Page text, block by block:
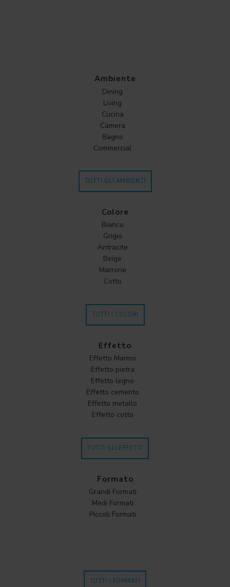
Ambiente
Dining
Living
Cucina
Camera
Bagno
Commercial
TUTTI GLI AMBIENTI
Colore
Bianco
Grigio
Antracite
Beige
Marrone
Cotto
TUTTI I COLORI
Effetto
Effetto Marmo
Effetto pietra
Effetto legno
Effetto cemento
Effetto metallo
Effetto cotto
TUTTI GLI EFFETTI
Formato
Grandi Formati
Medi Formati
Piccoli Formati
TUTTI I FORMATI